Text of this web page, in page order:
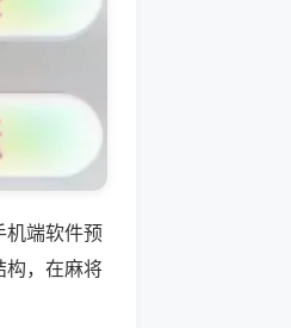
机端软件预
构，在麻将